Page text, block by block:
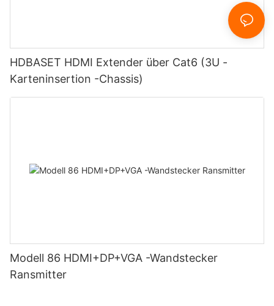
HDBASET HDMI Extender über Cat6 (3U -
Karteninsertion -Chassis)
Modell 86 HDMI+DP+VGA -Wandstecker
Ransmitter